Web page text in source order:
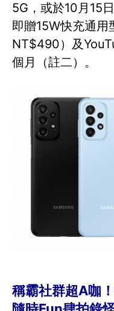
5G，或於10月15
即贈15W快充通用
NT$490）及
個月（註二）。
稱霸社群超A咖